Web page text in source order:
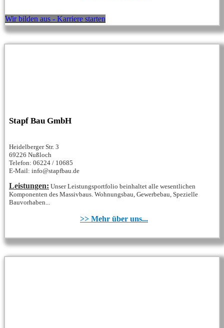
Wir bilden aus - Karriere starten
Stapf Bau GmbH
Heidelberger Str. 3
69226 Nußloch
Telefon: 06224 / 10685
E-Mail: info@stapfbau.de
Leistungen: Unser Leistungsportfolio beinhaltet alle wesentlichen
Komponenten des Massivbaus. Wohnungsbau, Gewerbebau, Spezielle
Bauvorhaben...
>> Mehr über uns...